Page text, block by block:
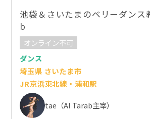
池袋＆さいたまのベリーダンス
b
オンライン不可
ダンス
埼玉県 さいたま市
JR京浜東北線・浦和駅
tae（Al Tarab主宰）